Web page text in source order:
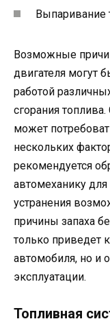
Выпаривание
Возможные
двигателя могут
работой
сгорания
может
нескольких
рекомендуется
автомеханику
устранения
причины запаха
только приведет
автомобиля, но и
эксплуатации.
Топливная